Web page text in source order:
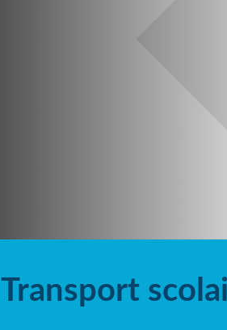
Transport